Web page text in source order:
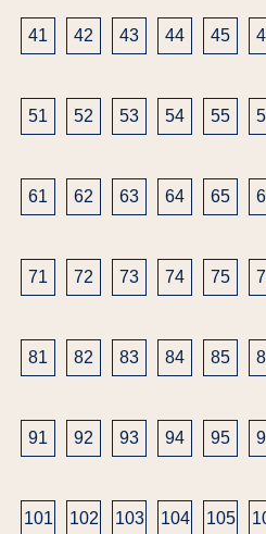
41 42 43 44 45
51 52 53 54 55
61 62 63 64 65
71 72 73 74 75
81 82 83 84 85
91 92 93 94 95
101 102 103 104 105